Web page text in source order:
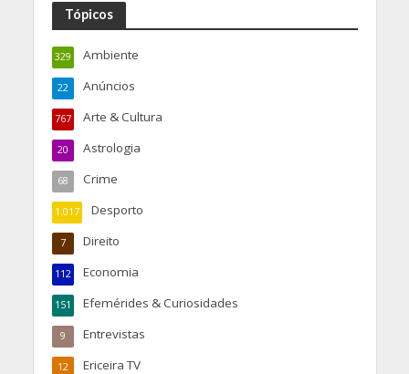
Tópicos
Ambiente
329
Anúncios
22
Arte & Cultura
767
Astrologia
20
Crime
68
Desporto
1.017
Direito
7
Economia
112
Efemérides & Curiosidades
151
Entrevistas
9
Ericeira TV
12